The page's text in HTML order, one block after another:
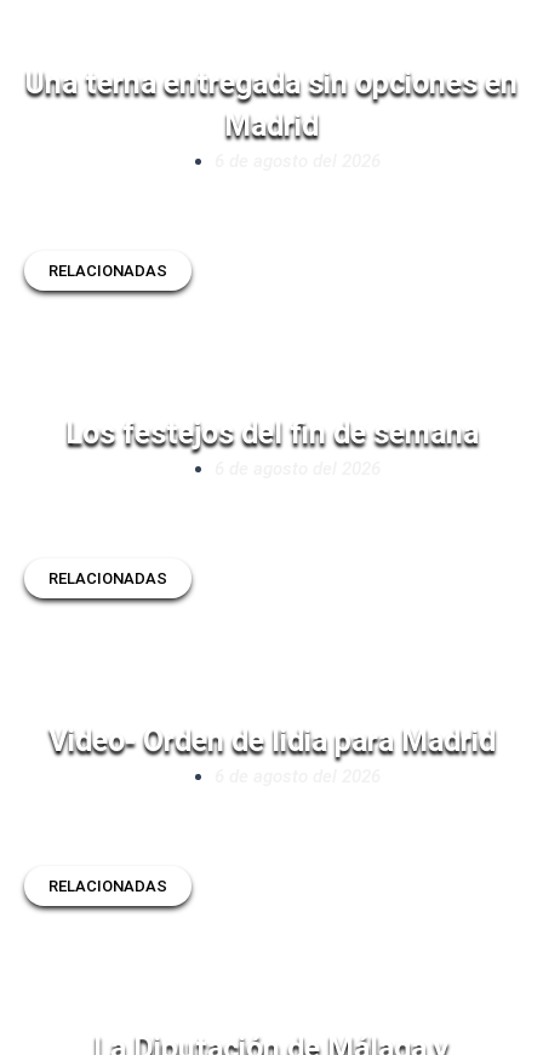
Una terna entregada sin opciones en
Madrid
RELACIONADAS
Los festejos del fin de semana
RELACIONADAS
Video- Orden de lidia para Madrid
RELACIONADAS